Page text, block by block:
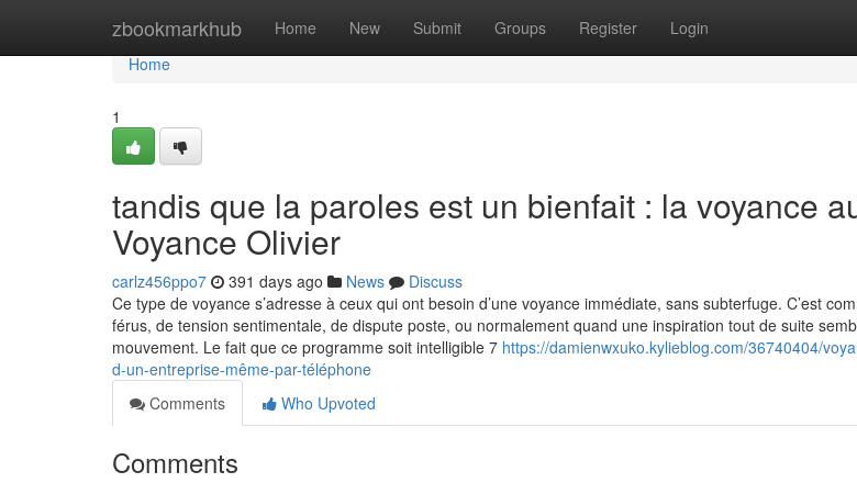
zbookmarkhub Home New Submit Groups Register Login
Home
Home
1
tandis que la paroles est un bienfait : la voyance
Voyance Olivier
carlz456ppo7 391 days ago News
Discuss
Ce type de voyance s’adresse à ceux qui ont besoin d’une voyance immédiate, sans subterfuge. C’est
férus, de tension sentimentale, de dispute poste, ou normalement quand une inspiration tout de suite
mouvement. Le fait que ce programme soit intelligible 7 https://damienwxuko.kylieblog.com/36740404/
d-un-entreprise-même-par-téléphone
Comments
Who Upvoted
Comments